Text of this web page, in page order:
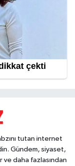
tutan internet
Gündem, siyaset,
ve daha fazlasından